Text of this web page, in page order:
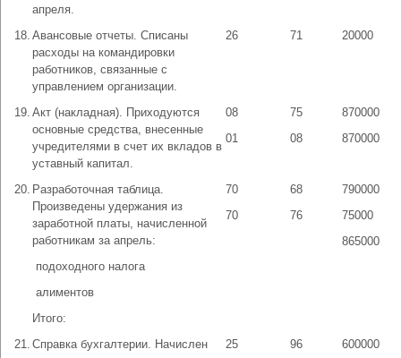
апреля.
18. Авансовые отчеты. Списаны
расходы на командировки
работников, связанные с
управлением организации.
26 71 20000
19. Акт (накладная). Приходуются
основные средства, внесенные
учредителями в счет их вкладов в
уставный капитал.
08
01
75
08
870000
870000
20. Разработочная таблица.
Произведены удержания из
заработной платы, начисленной
работникам за апрель:
­ подоходного налога
­ алиментов
Итого:
70
70
68
76
790000
75000
865000
21. Справка бухгалтерии. Начислен
25 96 600000